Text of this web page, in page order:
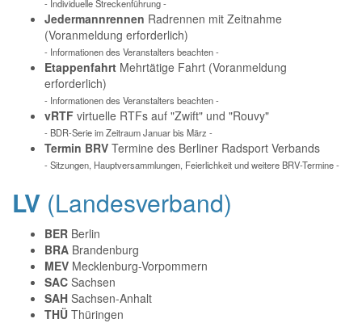
- Individuelle Streckenführung -
Jedermannrennen Radrennen mit Zeitnahme
(Voranmeldung erforderlich)
- Informationen des Veranstalters beachten -
Etappenfahrt Mehrtätige Fahrt (Voranmeldung
erforderlich)
- Informationen des Veranstalters beachten -
vRTF virtuelle RTFs auf "Zwift" und "Rouvy"
- BDR-Serie im Zeitraum Januar bis März -
Termin BRV Termine des Berliner Radsport Verbands
- Sitzungen, Hauptversammlungen, Feierlichkeit und weitere BRV-Termine -
LV (Landesverband)
BER Berlin
BRA Brandenburg
MEV Mecklenburg-Vorpommern
SAC Sachsen
SAH Sachsen-Anhalt
THÜ Thüringen